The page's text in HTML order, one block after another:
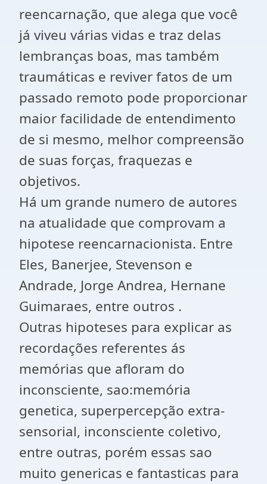
reencarnação, que alega que você
já viveu várias vidas e traz delas
lembranças boas, mas também
traumáticas e reviver fatos de um
passado remoto pode proporcionar
maior facilidade de entendimento
de si mesmo, melhor compreensão
de suas forças, fraquezas e
objetivos.
Há um grande numero de autores
na atualidade que comprovam a
hipotese reencarnacionista. Entre
Eles, Banerjee, Stevenson e
Andrade, Jorge Andrea, Hernane
Guimaraes, entre outros .
Outras hipoteses para explicar as
recordações referentes ás
memórias que afloram do
inconsciente, sao:memória
genetica, superpercepção extra-
sensorial, inconsciente coletivo,
entre outras, porém essas sao
muito genericas e fantasticas para